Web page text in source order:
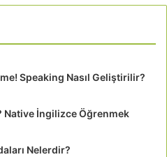
Speaking Nasıl Geliştirilir?
Native İngilizce Öğrenmek
Nelerdir?